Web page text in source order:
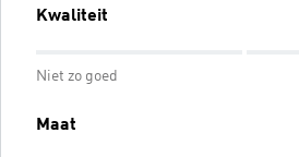
Kwaliteit
Niet zo goed
Maat